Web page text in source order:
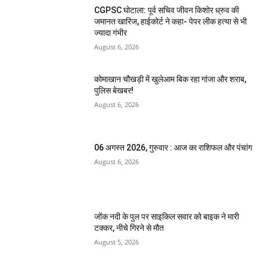
CGPSC घोटाला: पूर्व सचिव जीवन किशोर ध्रुव की
जमानत खारिज, हाईकोर्ट ने कहा- पेपर लीक हत्या से भी
ज्यादा गंभीर
August 6, 2026
कोमाखान चौखड़ी में खुलेआम बिक रहा गांजा और शराब,
पुलिस बेखबर!
August 6, 2026
06 अगस्त 2026, गुरुवार : आज का राशिफल और पंचांग
August 6, 2026
जोंक नदी के पुल पर साइकिल सवार को बाइक ने मारी
टक्कर, नीचे गिरने से मौत
August 5, 2026